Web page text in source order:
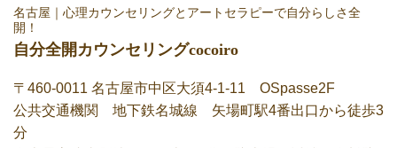
名古屋｜心理カウンセリングとアートセラピーで自分らしさ全
開！
自分全開カウンセリングcocoiro
〒460-0011 名古屋市中区大須4-1-11 OSpasse2F
公共交通機関 地下鉄名城線 矢場町駅4番出口から徒歩3
分